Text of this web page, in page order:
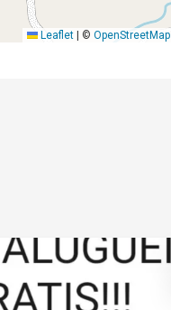
Leaflet | © OpenStreetMap